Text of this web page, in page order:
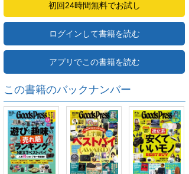
初回24時間無料でお試し
ログインして書籍を読む
アプリでこの書籍を読む
この書籍のバックナンバー